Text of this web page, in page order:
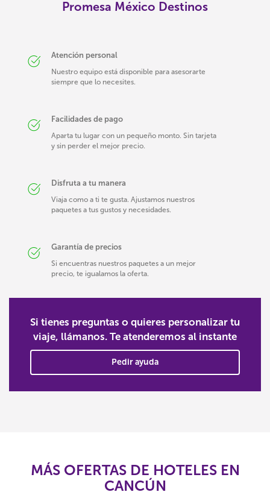
Promesa México Destinos
Atención personal
Nuestro equipo está disponible para asesorarte
siempre que lo necesites.
Facilidades de pago
Aparta tu lugar con un pequeño monto. Sin tarjeta
y sin perder el mejor precio.
Disfruta a tu manera
Viaja como a ti te gusta. Ajustamos nuestros
paquetes a tus gustos y necesidades.
Garantía de precios
Si encuentras nuestros paquetes a un mejor
precio, te igualamos la oferta.
Si tienes preguntas o quieres personalizar tu
viaje, llámanos. Te atenderemos al instante
Pedir ayuda
MÁS OFERTAS DE HOTELES EN
CANCÚN